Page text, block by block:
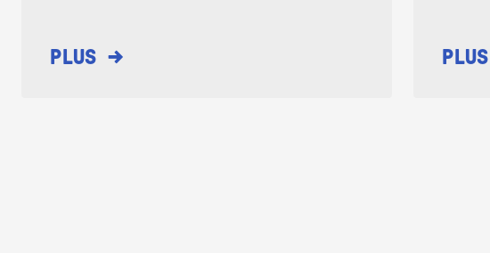
PLUS → PLUS